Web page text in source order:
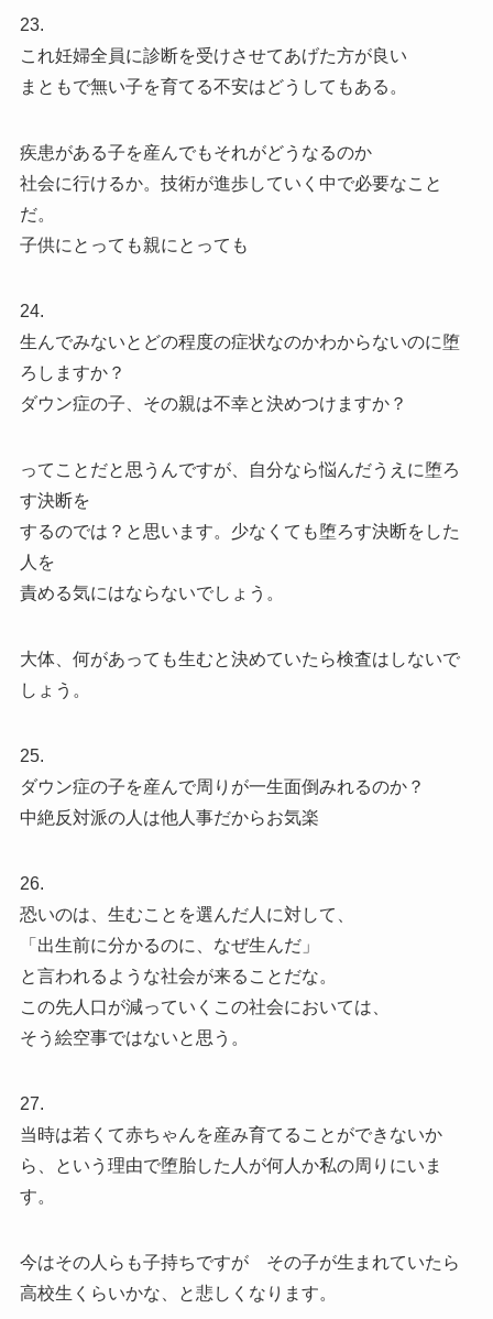
23.
これ妊婦全員に診断を受けさせてあげた方が良い
まともで無い子を育てる不安はどうしてもある。
疾患がある子を産んでもそれがどうなるのか
社会に行けるか。技術が進歩していく中で必要なこと
だ。
子供にとっても親にとっても
24.
生んでみないとどの程度の症状なのかわからないのに堕
ろしますか？
ダウン症の子、その親は不幸と決めつけますか？
ってことだと思うんですが、自分なら悩んだうえに堕ろ
す決断を
するのでは？と思います。少なくても堕ろす決断をした
人を
責める気にはならないでしょう。
大体、何があっても生むと決めていたら検査はしないで
しょう。
25.
ダウン症の子を産んで周りが一生面倒みれるのか？
中絶反対派の人は他人事だからお気楽
26.
恐いのは、生むことを選んだ人に対して、
「出生前に分かるのに、なぜ生んだ」
と言われるような社会が来ることだな。
この先人口が減っていくこの社会においては、
そう絵空事ではないと思う。
27.
当時は若くて赤ちゃんを産み育てることができないか
ら、という理由で堕胎した人が何人か私の周りにいま
す。
今はその人らも子持ちですが その子が生まれていたら
高校生くらいかな、と悲しくなります。